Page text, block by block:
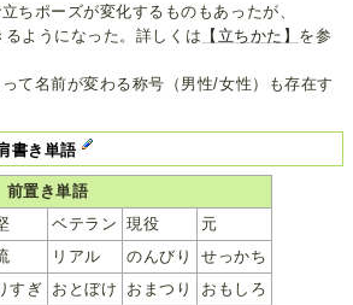
ちポーズが変化するものもあったが、
ようになった。詳しくは 【立ちかた】 を参
て名前が変わる称号（男性/女性）も存在す
書き単語
前置き単語
ベテラン 現役
元
リアル のんびり
せっかち
すぎ おとぼけ おまつり
おもしろ